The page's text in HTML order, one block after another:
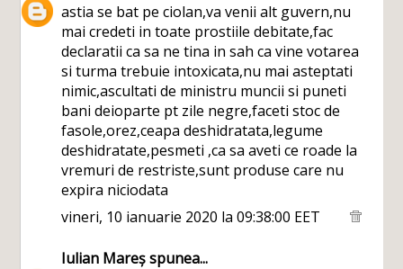
astia se bat pe ciolan,va venii alt guvern,nu
mai credeti in toate prostiile debitate,fac
declaratii ca sa ne tina in sah ca vine votarea
si turma trebuie intoxicata,nu mai asteptati
nimic,ascultati de ministru muncii si puneti
bani deioparte pt zile negre,faceti stoc de
fasole,orez,ceapa deshidratata,legume
deshidratate,pesmeti ,ca sa aveti ce roade la
vremuri de restriste,sunt produse care nu
expira niciodata
vineri, 10 ianuarie 2020 la 09:38:00 EET
Iulian Mareșspunea...